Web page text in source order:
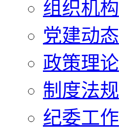
组织机构
党建动态
政策理论
制度法规
纪委工作